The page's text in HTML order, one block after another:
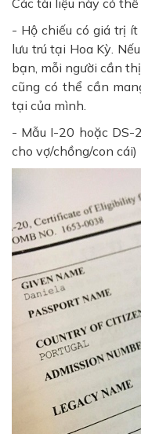
- Hộ chiếu có giá trị
lưu trú tại Hoa Kỳ.
bạn, mỗi người cần
cũng có thể cần
tại của mình.
- Mẫu I-20 hoặc DS-
cho vợ/chồng/con cái)